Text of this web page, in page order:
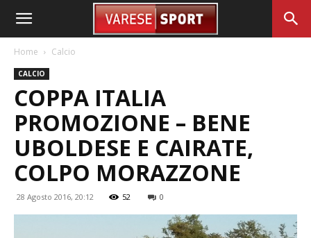
Home Calcio
CALCIO
COPPA ITALIA
PROMOZIONE – BENE
UBOLDESE E CAIRATE,
COLPO MORAZZONE
28 Agosto 2016, 20:12 52 0